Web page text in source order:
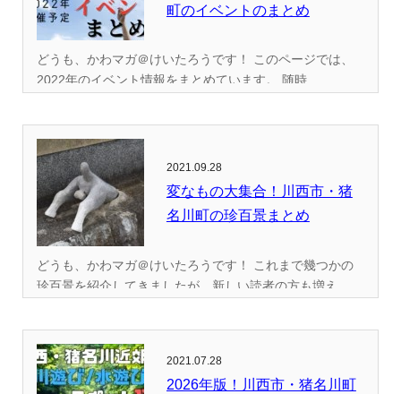
町のイベントのまとめ
どうも、かわマガ＠けいたろうです！ このページでは、
2022年のイベント情報をまとめています。 随時...
2021.09.28
変なもの大集合！川西市・猪
名川町の珍百景まとめ
どうも、かわマガ＠けいたろうです！ これまで幾つかの
珍百景を紹介してきましたが、新しい読者の方も増え...
2021.07.28
2026年版！川西市・猪名川町